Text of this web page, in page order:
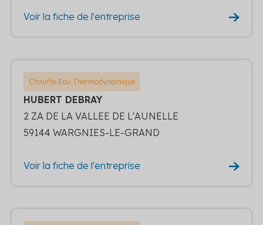
Voir la fiche de l'entreprise
Chauffe-Eau Thermodynamique
HUBERT DEBRAY
2 ZA DE LA VALLEE DE L'AUNELLE
59144 WARGNIES-LE-GRAND
Voir la fiche de l'entreprise